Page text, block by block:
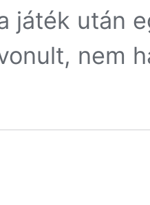
játék után
nem